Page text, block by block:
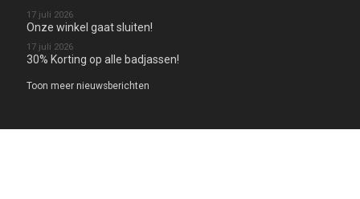
17 juli 2026
Onze winkel gaat sluiten!
17 juli 2026
30% Korting op alle badjassen!
Toon meer nieuwsberichten